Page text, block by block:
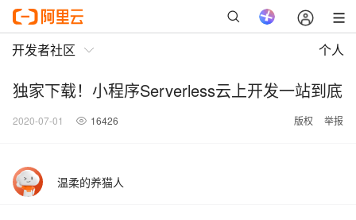
开发者社区 个人
独家下载！小程序Serverless云上开发一站到底
2020-07-01 16426 版权 举报
温柔的养猫人